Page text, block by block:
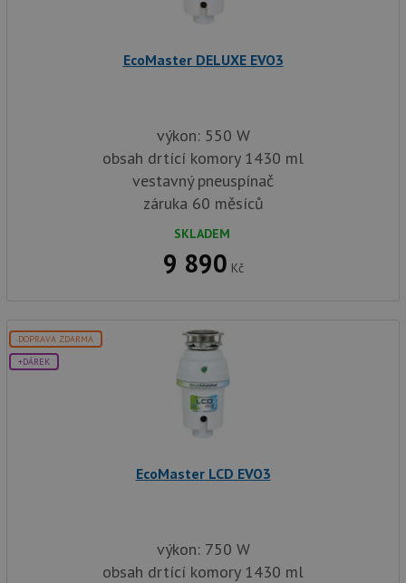
EcoMaster DELUXE EVO3
výkon: 550 W
obsah drtící komory 1430 ml
vestavný pneuspínač
záruka 60 měsíců
SKLADEM
9 890 Kč
DOPRAVA ZDARMA
+DÁREK
EcoMaster LCD EVO3
výkon: 750 W
obsah drtící komory 1430 ml